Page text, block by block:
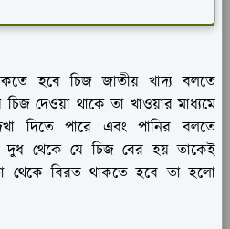
হবে চিজ জাতীয় খাদ্য বলতে
দেওয়া থাকে তা খাওয়ার মাধ্যমে
দিতে পারে এবং পানির বলতে
দুধ থেকে যে চিজ বের হয় তাকেই
থেকে বিরত থাকতে হবে তা হলো